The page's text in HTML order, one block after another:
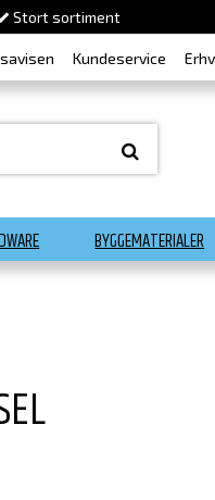
Stort sortiment
Kundeservice
BYGGEMATERIALER